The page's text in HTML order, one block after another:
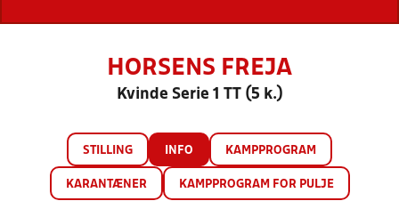
HORSENS FREJA
Kvinde Serie 1 TT (5 k.)
STILLING INFO KAMPPROGRAM
KARANTÆNER KAMPPROGRAM FOR PULJE